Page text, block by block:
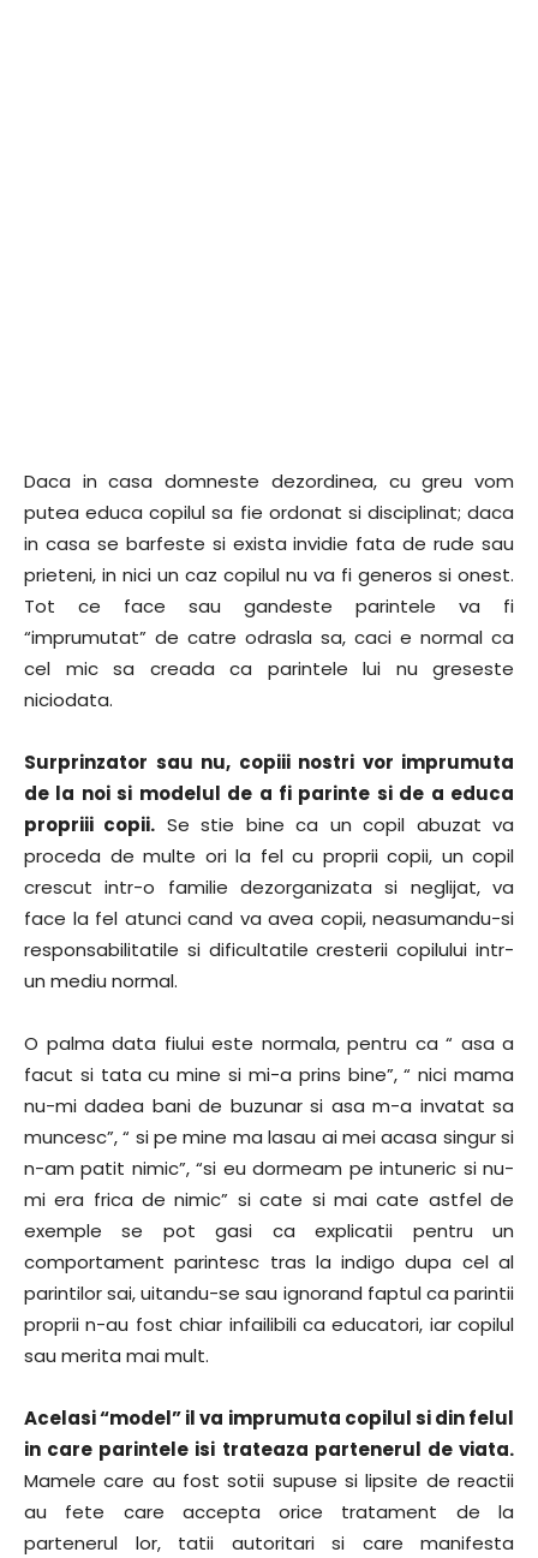
Daca in casa domneste dezordinea, cu greu vom
putea educa copilul sa fie ordonat si disciplinat; daca
in casa se barfeste si exista invidie fata de rude sau
prieteni, in nici un caz copilul nu va fi generos si onest.
Tot ce face sau gandeste parintele va fi
“imprumutat” de catre odrasla sa, caci e normal ca
cel mic sa creada ca parintele lui nu greseste
niciodata.
Surprinzator sau nu, copiii nostri vor imprumuta
de la noi si modelul de a fi parinte si de a educa
propriii copii. Se stie bine ca un copil abuzat va
proceda de multe ori la fel cu proprii copii, un copil
crescut intr-o familie dezorganizata si neglijat, va
face la fel atunci cand va avea copii, neasumandu-si
responsabilitatile si dificultatile cresterii copilului intr-
un mediu normal.
O palma data fiului este normala, pentru ca “ asa a
facut si tata cu mine si mi-a prins bine”, “ nici mama
nu-mi dadea bani de buzunar si asa m-a invatat sa
muncesc”, “ si pe mine ma lasau ai mei acasa singur si
n-am patit nimic”, “si eu dormeam pe intuneric si nu-
mi era frica de nimic” si cate si mai cate astfel de
exemple se pot gasi ca explicatii pentru un
comportament parintesc tras la indigo dupa cel al
parintilor sai, uitandu-se sau ignorand faptul ca parintii
proprii n-au fost chiar infailibili ca educatori, iar copilul
sau merita mai mult.
Acelasi “model” il va imprumuta copilul si din felul
in care parintele isi trateaza partenerul de viata.
Mamele care au fost sotii supuse si lipsite de reactii
au fete care accepta orice tratament de la
partenerul lor, tatii autoritari si care manifesta